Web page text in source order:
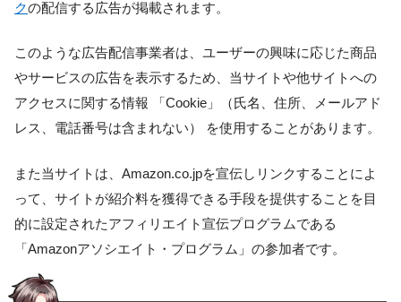
クの配信する広告が掲載されます。
このような広告配信事業者は、ユーザーの興味に応じた商品
やサービスの広告を表示するため、当サイトや他サイトへの
アクセスに関する情報 「Cookie」（氏名、住所、メールアド
レス、電話番号は含まれない） を使用することがあります。
また当サイトは、Amazon.co.jpを宣伝しリンクすることによ
って、サイトが紹介料を獲得できる手段を提供することを目
的に設定されたアフィリエイト宣伝プログラムである
「Amazonアソシエイト・プログラム」の参加者です。